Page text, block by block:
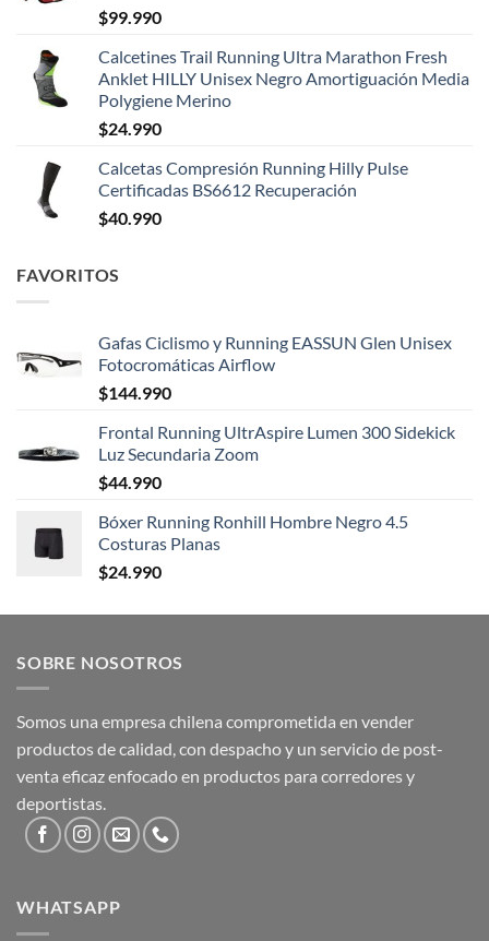
$99.990
Calcetines Trail Running Ultra Marathon Fresh
Anklet HILLY Unisex Negro Amortiguación Media
Polygiene Merino
$24.990
Calcetas Compresión Running Hilly Pulse
Certificadas BS6612 Recuperación
$40.990
FAVORITOS
Gafas Ciclismo y Running EASSUN Glen Unisex
Fotocromáticas Airflow
$144.990
Frontal Running UltrAspire Lumen 300 Sidekick
Luz Secundaria Zoom
$44.990
Bóxer Running Ronhill Hombre Negro 4.5
Costuras Planas
$24.990
SOBRE NOSOTROS
Somos una empresa chilena comprometida en vender
productos de calidad, con despacho y un servicio de post-
venta eficaz enfocado en productos para corredores y
deportistas.
WHATSAPP